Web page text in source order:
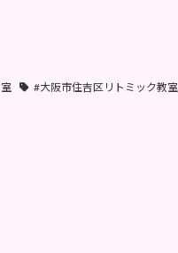
#大阪市住吉区リトミック教室